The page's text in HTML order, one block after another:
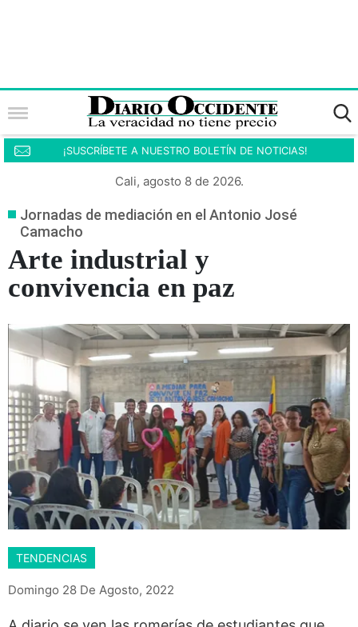
¡SUSCRÍBETE A NUESTRO BOLETÍN DE NOTICIAS!
Cali, agosto 8 de 2026.
Jornadas de mediación en el Antonio José
Camacho
Arte industrial y
convivencia en paz
TENDENCIAS
Domingo 28 De Agosto, 2022